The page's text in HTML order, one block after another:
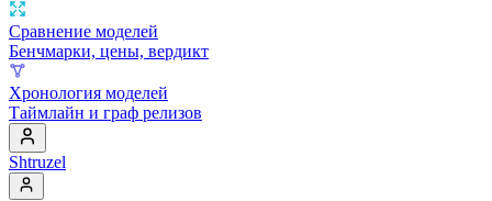
Сравнение моделей
Бенчмарки, цены, вердикт
Хронология моделей
Таймлайн и граф релизов
Shtruzel